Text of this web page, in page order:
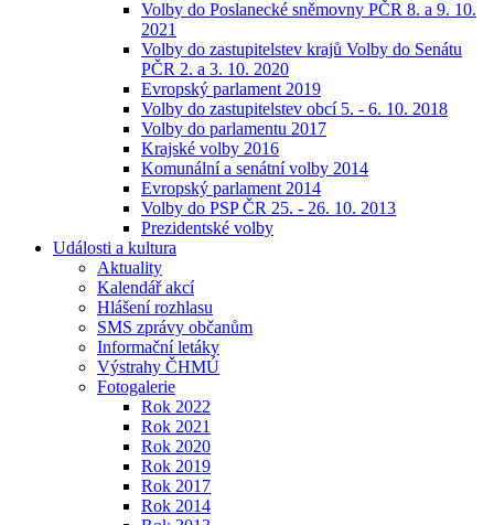
Volby do Poslanecké sněmovny PČR 8. a 9. 10.
2021
Volby do zastupitelstev krajů Volby do Senátu
PČR 2. a 3. 10. 2020
Evropský parlament 2019
Volby do zastupitelstev obcí 5. - 6. 10. 2018
Volby do parlamentu 2017
Krajské volby 2016
Komunální a senátní volby 2014
Evropský parlament 2014
Volby do PSP ČR 25. - 26. 10. 2013
Prezidentské volby
Události a kultura
Aktuality
Kalendář akcí
Hlášení rozhlasu
SMS zprávy občanům
Informační letáky
Výstrahy ČHMÚ
Fotogalerie
Rok 2022
Rok 2021
Rok 2020
Rok 2019
Rok 2017
Rok 2014